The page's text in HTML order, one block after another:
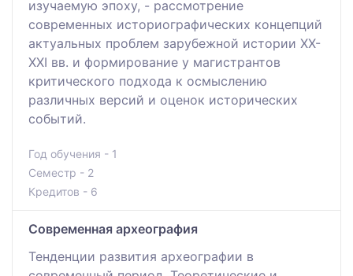
изучаемую эпоху, - рассмотрение
современных историографических концепций
актуальных проблем зарубежной истории ХХ-
ХХІ вв. и формирование у магистрантов
критического подхода к осмыслению
различных версий и оценок исторических
событий.
Год обучения - 1
Семестр - 2
Кредитов - 6
Современная археография
Тенденции развития археографии в